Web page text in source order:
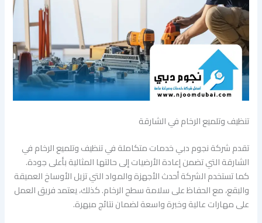
تنظيف وتلميع الرخام في الشارقة
تقدم شركة نجوم دبي خدمات متكاملة في تنظيف وتلميع الرخام في
الشارقة التي تضمن إعادة الأرضيات إلى حالتها المثالية بأعلى جودة.
كما تستخدم الشركة أحدث الأجهزة والمواد التي تزيل الأوساخ العميقة
والبقع، مع الحفاظ على سلامة سطح الرخام. كذلك، يعتمد فريق العمل
على مهارات عالية وخبرة واسعة لضمان نتائج مبهرة.